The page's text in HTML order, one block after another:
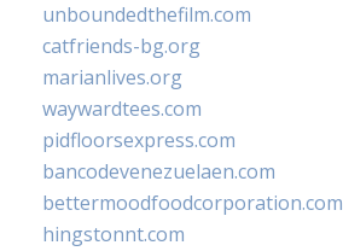
unboundedthefilm.com
catfriends-bg.org
marianlives.org
waywardtees.com
pidfloorsexpress.com
bancodevenezuelaen.com
bettermoodfoodcorporation.com
hingstonnt.com